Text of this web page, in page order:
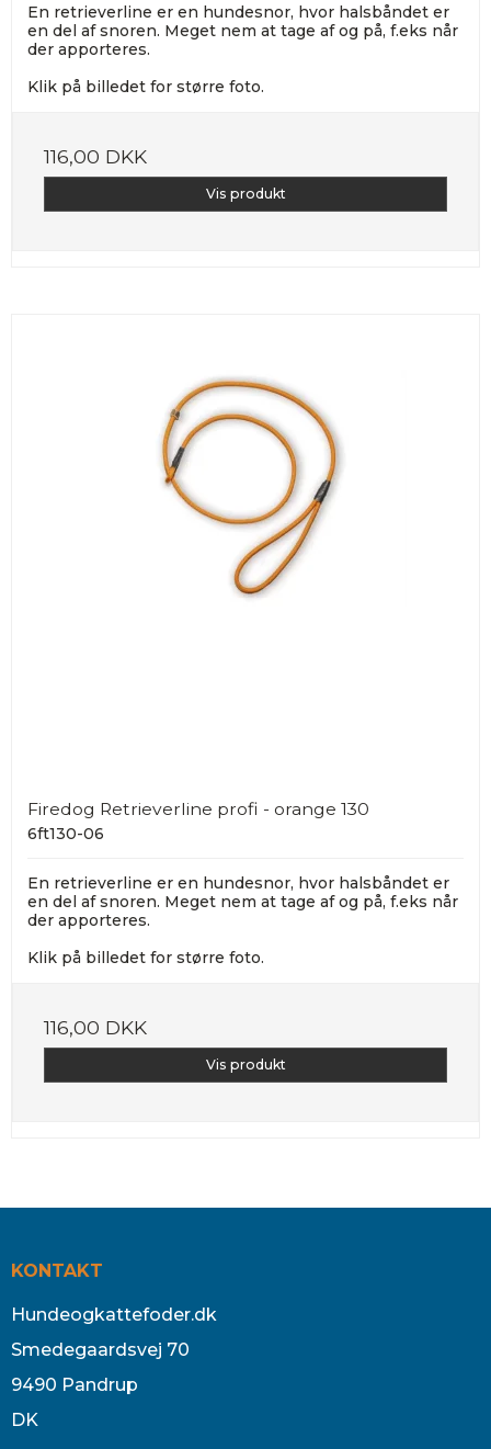
En retrieverline er en hundesnor, hvor halsbåndet er
en del af snoren. Meget nem at tage af og på, f.eks når
der apporteres.
Klik på billedet for større foto.
116,00 DKK
Vis produkt
Firedog Retrieverline profi - orange 130
6ft130-06
En retrieverline er en hundesnor, hvor halsbåndet er
en del af snoren. Meget nem at tage af og på, f.eks når
der apporteres.
Klik på billedet for større foto.
116,00 DKK
Vis produkt
KONTAKT
Hundeogkattefoder.dk
Smedegaardsvej 70
9490 Pandrup
DK